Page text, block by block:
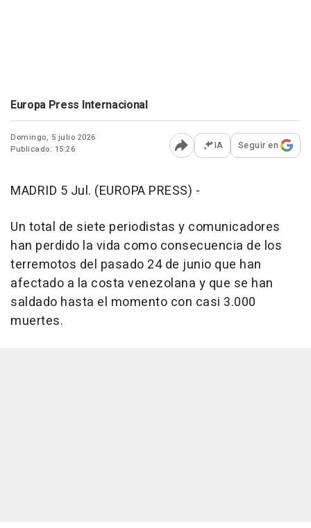
Europa Press Internacional
Domingo, 5 julio 2026
Publicado: 15:26
Abrir opciones para
IA Seguir en
MADRID 5 Jul. (EUROPA PRESS) -
Un total de siete periodistas y comunicadores
han perdido la vida como consecuencia de los
terremotos del pasado 24 de junio que han
afectado a la costa venezolana y que se han
saldado hasta el momento con casi 3.000
muertes.